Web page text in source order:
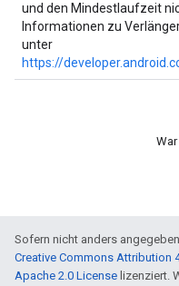
und den Mindestlaufzeit
Informationen zu
unter
https://
Sofern nicht anders
Creative Commons Attribution
Apache 2.0 License lizenziert.